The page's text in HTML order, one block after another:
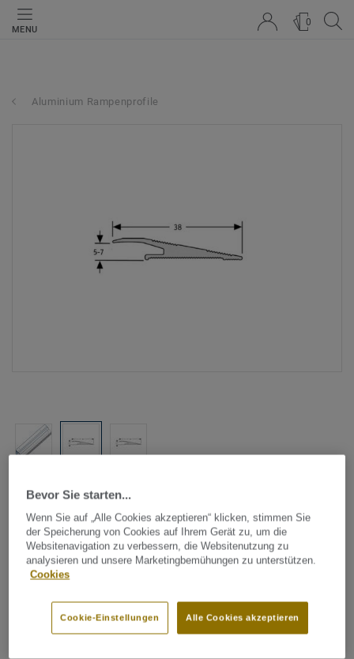
MENU
0
Aluminium Rampenprofile
Tarkett Zubehör Komplettsortiment|Profile & Verlegeabschluss
Aluminium Rampenprofile -
SILVER
Aluminium Rampenprofile werden verwendet, um
Bodenbeläge mit zwei unterschiedlichen Höhen zu
Bevor Sie starten...
Wenn Sie auf „Alle Cookies akzeptieren“ klicken, stimmen Sie
der Speicherung von Cookies auf Ihrem Gerät zu, um die
Websitenavigation zu verbessern, die Websitenutzung zu
analysieren und unsere Marketingbemühungen zu unterstützen.
Cookies
Alle Cookies akzeptieren
Cookie-Einstellungen